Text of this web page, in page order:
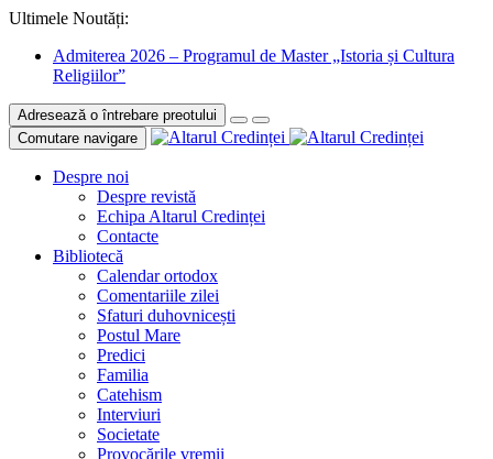
Ultimele Noutăți:
Admiterea 2026 – Programul de Master „Istoria și Cultura
Religiilor”
Adresează o întrebare preotului
Comutare navigare
Despre noi
Despre revistă
Echipa Altarul Credinței
Contacte
Bibliotecă
Calendar ortodox
Comentariile zilei
Sfaturi duhovnicești
Postul Mare
Predici
Familia
Catehism
Interviuri
Societate
Provocările vremii